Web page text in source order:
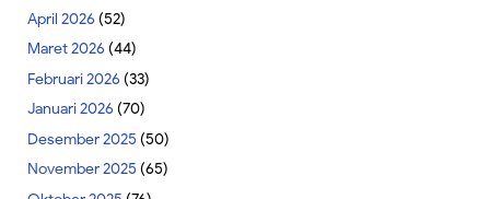
April 2026 (52)
Maret 2026 (44)
Februari 2026 (33)
Januari 2026 (70)
Desember 2025 (50)
November 2025 (65)